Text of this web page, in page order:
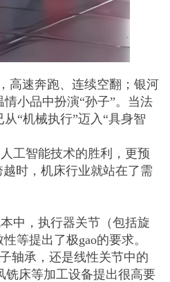
高速奔跑、连续空翻；银河
小品中扮演“孙子”。当法
“机械执行”迈入“具身智
工智能技术的胜利，更预
时，机床行业就站在了需
中，执行器关节（包括旋
等提出了极gao的要求。
轴承，还是线性关节中的
铣床等加工设备提出很高要